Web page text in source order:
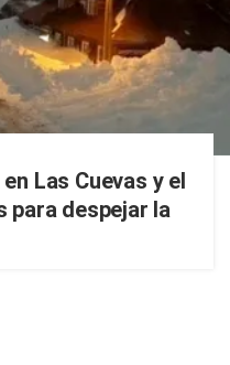
Las Cuevas y el
para despejar la